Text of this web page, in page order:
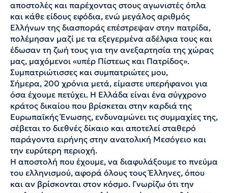
αποστολές και παρέχοντας στους αγωνιστές όπλα
και κάθε είδους εφόδια, ενώ μεγάλος αριθμός
Ελλήνων της διασποράς επέστρεψαν στην πατρίδα,
πολέμησαν μαζί με τα εξεγερμένα αδέλφια τους και
έδωσαν τη ζωή τους για την ανεξαρτησία της χώρας
μας, μαχόμενοι «υπέρ Πίστεως και Πατρίδος».
Συμπατριώτισσες και συμπατριώτες μου,
Σήμερα, 200 χρόνια μετά, είμαστε υπερήφανοι για
όσα έχουμε πετύχει. Η Ελλάδα είναι ένα σύγχρονο
κράτος δικαίου που βρίσκεται στην καρδιά της
Ευρωπαϊκής Ένωσης, ενδυναμώνει τις συμμαχίες της,
σέβεται το διεθνές δίκαιο και αποτελεί σταθερό
παράγοντα ειρήνης στην ανατολική Μεσόγειο και
την ευρύτερη περιοχή.
Η αποστολή που έχουμε, να διαφυλάξουμε το πνεύμα
του ελληνισμού, αφορά όλους τους Έλληνες, όπου
και αν βρίσκονται στον κόσμο. Γνωρίζω ότι την